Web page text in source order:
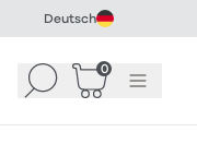
Deutsch
Suchen 0
WarenkorbMenü